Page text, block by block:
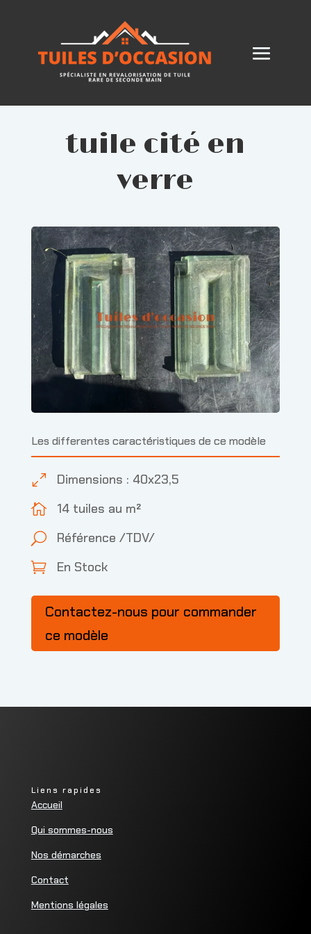
tuile cité en
verre
Les differentes caractéristiques de ce modèle
0 Dimensions : 40x23,5
 14 tuiles au m²
U Référence /TDV/
 En Stock
Contactez-nous pour commander
ce modèle
Liens rapides
Accueil
Qui sommes-nous
Nos démarches
Contact
Mentions légales